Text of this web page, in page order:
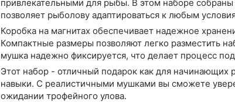
привлекательными для рыбы. В этом наборе
позволяет рыболову адаптироваться к любым
Коробка на магнитах обеспечивает надежное
Компактные размеры позволяют легко разместить
мушка надежно фиксируется, что делает процесс
Этот набор - отличный подарок как для начинающих
навыки. С реалистичными мушками вы сможете
ожидании трофейного улова.